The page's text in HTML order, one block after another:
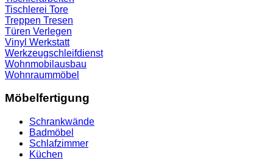
Tischlerei Tore
Treppen Tresen
Türen Verlegen
Vinyl Werkstatt
Werkzeugschleifdienst
Wohnmobilausbau
Wohnraummöbel
Möbelfertigung
Schrankwände
Badmöbel
Schlafzimmer
Küchen